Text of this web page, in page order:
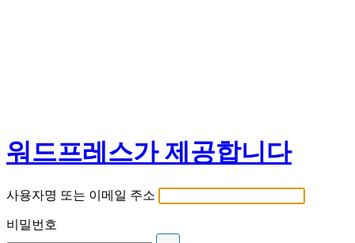
워드프레스가 제공합니다
사용자명 또는 이메일 주소
비밀번호